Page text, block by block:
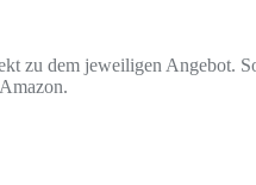
zu dem jeweiligen Angebot.